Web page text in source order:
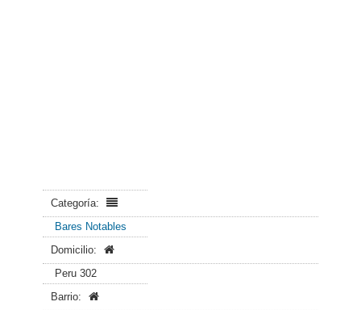
Categoría:
Bares Notables
Domicilio:
Peru 302
Barrio: